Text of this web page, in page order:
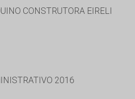
CONSTRUTORA EIRELI
2016